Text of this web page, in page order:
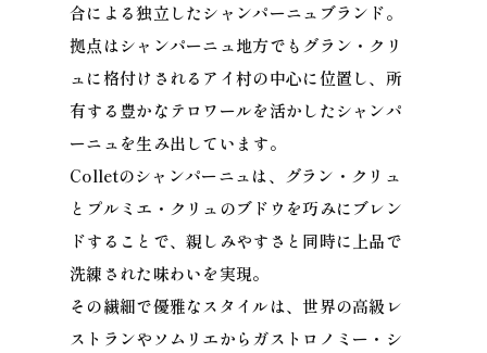
合による独立したシャンパーニュブランド。
拠点はシャンパーニュ地方でもグラン・クリ
ュに格付けされるアイ村の中心に位置し、所
有する豊かなテロワールを活かしたシャンパ
ーニュを生み出しています。
Colletのシャンパーニュは、グラン・クリュ
とプルミエ・クリュのブドウを巧みにブレン
ドすることで、親しみやすさと同時に上品で
洗練された味わいを実現。
その繊細で優雅なスタイルは、世界の高級レ
ストランやソムリエからガストロノミー・シ